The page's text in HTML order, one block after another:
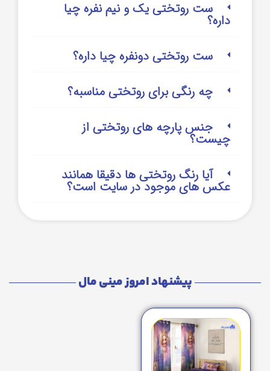
ست روتختی یک و نیم نفره چیا
داره؟
ست روتختی دونفره چیا داره؟
چه رنگی برای روتختی مناسبه؟
جنس پارچه های روتختی از
چیست؟
آیا رنگ روتختی ها دقیقا همانند
عکس های موجود در سایت است؟
پیشنهاد امروز مینی مال